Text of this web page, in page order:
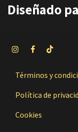
Diseñado
Términos y
Política de
Cookies